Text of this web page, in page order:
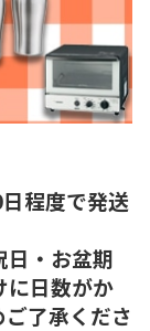
程度で発送
・お盆期
に日数がか
了承くださ